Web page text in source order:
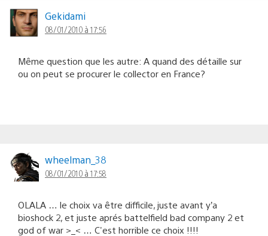
Gekidami
08/01/2010 à 17:56
Même question que les autre: A quand des détaille sur
ou on peut se procurer le collector en France?
wheelman_38
08/01/2010 à 17:58
OLALA … le choix va être difficile, juste avant y’a
bioshock 2, et juste aprés battelfield bad company 2 et
god of war >_< … C'est horrible ce choix !!!!